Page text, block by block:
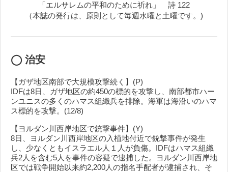
「エルサレムの平和のために祈れ」 詩 122
（本誌の発行は、原則として毎週水曜と土曜です。)
◯ 治安
【ガザ地区南部で大規模攻撃続く】(P)
IDFは8日、ガザ地区の約450の標的を攻撃し、南部都市ハー
ンユニスの多くのハマス組織兵を排除。海軍は海沿いのハマ
ス標的を攻撃。(12/8)
【ヨルダン川西岸地区で銃撃事件】(Y)
8日、ヨルダン川西岸地区の入植地付近で銃撃事件が発生
し、少なくともイスラエル人１人が負傷。IDFはハマス組織
兵2人を含む5人を事件の容疑で逮捕した。ヨルダン川西岸地
区では戦争開始以来約2,200人の指名手配者が逮捕され、そ